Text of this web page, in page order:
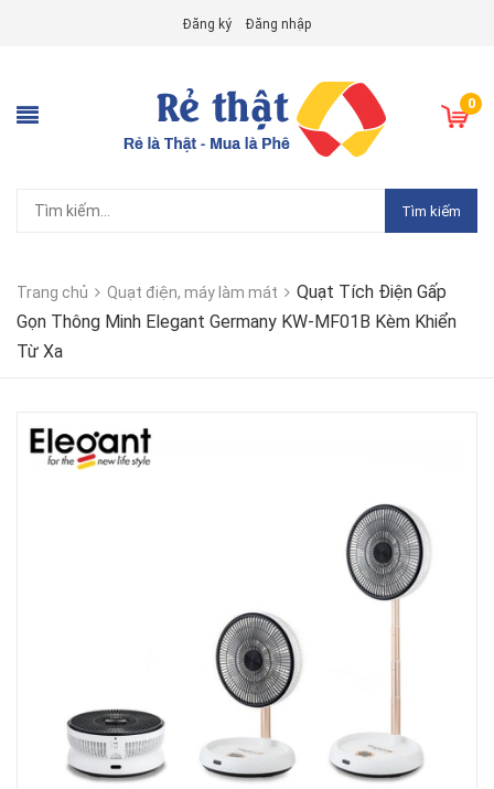
Đăng ký Đăng nhập
0
Tìm kiếm
Trang chủ Quạt điện, máy làm mát
Quạt Tích Điện Gấp
Gọn Thông Minh Elegant Germany KW-MF01B Kèm Khiển
Từ Xa